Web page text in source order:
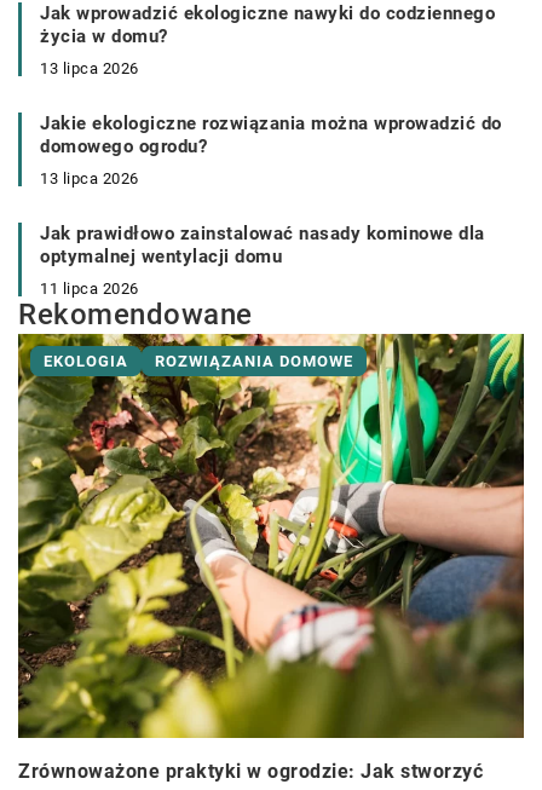
Jak wprowadzić ekologiczne nawyki do codziennego
życia w domu?
13 lipca 2026
Jakie ekologiczne rozwiązania można wprowadzić do
domowego ogrodu?
13 lipca 2026
Jak prawidłowo zainstalować nasady kominowe dla
optymalnej wentylacji domu
11 lipca 2026
Rekomendowane
EKOLOGIA ROZWIĄZANIA DOMOWE
Zrównoważone praktyki w ogrodzie: Jak stworzyć